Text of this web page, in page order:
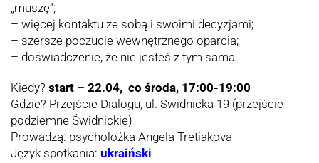
„muszę”;
– więcej kontaktu ze sobą i swoimi decyzjami;
– szersze poczucie wewnętrznego oparcia;
– doświadczenie, że nie jesteś z tym sama.
Kiedy? start – 22.04, co środa, 17:00-19:00
Gdzie? Przejście Dialogu, ul. Świdnicka 19 (przejście
podziemne Świdnickie)
Prowadzą: psycholożka Angela Tretiakova
Język spotkania: ukraiński